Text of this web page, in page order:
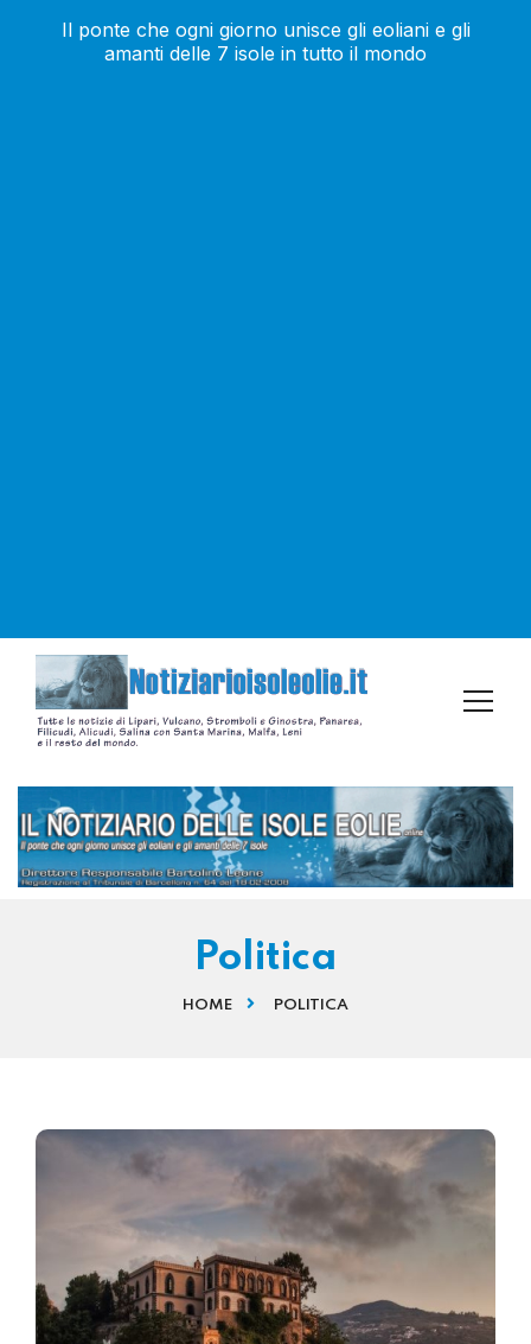
Il ponte che ogni giorno unisce gli eoliani e gli
amanti delle 7 isole in tutto il mondo
Politica
HOME POLITICA